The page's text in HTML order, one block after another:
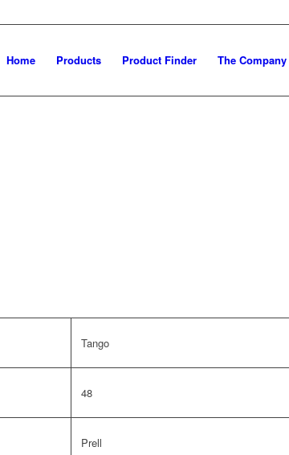
Home Products Product Finder The Company
Tango
48
Prell